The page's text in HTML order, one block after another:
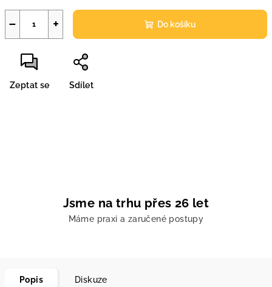
+
− Do košíku
Zeptat se Sdílet
Jsme na trhu přes 26 let
Máme praxi a zaručené postupy
Popis Diskuze